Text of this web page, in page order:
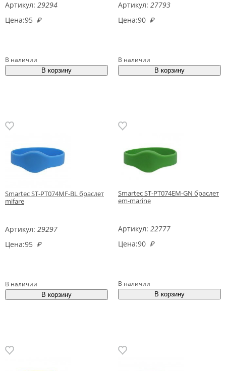
Артикул: 29294
Цена:95 ₽
В наличии
Артикул: 27793
Цена:90 ₽
В наличии
Smartec ST-PT074MF-BL браслет
mifare
Артикул: 29297
Цена:95 ₽
В наличии
Smartec ST-PT074EM-GN браслет
em-marine
Артикул: 22777
Цена:90 ₽
В наличии